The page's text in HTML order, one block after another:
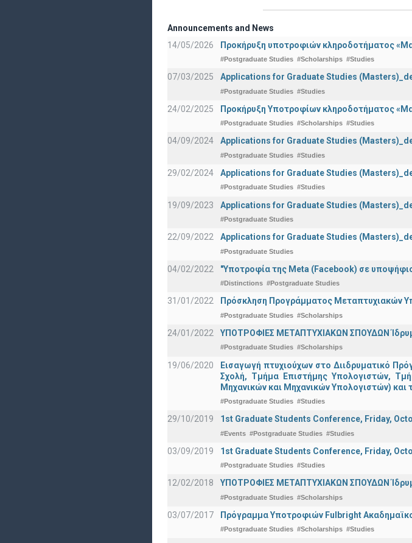
Announcements and News
14/05/2026
Προκήρυξη υποτροφιών κληροδοτήματος
#Postgraduate Studies #Scholarships #Studies
07/03/2025 Applications for Graduate Studies
#Postgraduate Studies #Studies
24/02/2025 Προκήρυξη Υποτροφίων κληροδοτήματος
#Postgraduate Studies #Scholarships #Studies
04/09/2024 Applications for Graduate Studies
#Postgraduate Studies #Studies
29/02/2024 Applications for Graduate Studies
#Postgraduate Studies #Studies
19/09/2023 Applications for Graduate Studies
#Postgraduate Studies
22/09/2022 Applications for Graduate Studies
#Postgraduate Studies
04/02/2022 "Υποτροφία της Meta (Facebook) σε
#Distinctions #Postgraduate Studies
31/01/2022 Πρόσκληση Προγράμματος Μεταπτυχιακών
#Postgraduate Studies #Scholarships
24/01/2022 ΥΠΟΤΡΟΦΙΕΣ ΜΕΤΑΠΤΥΧΙΑΚΩΝ ΣΠΟΥΔΩΝ
#Postgraduate Studies #Scholarships
19/06/2020
Εισαγωγή πτυχιούχων στο Διιδρυματικό
Σχολή, Τμήμα Επιστήμης Υπολογιστών,
Μηχανικών και Μηχανικών Υπολογιστών) και
#Postgraduate Studies #Studies
29/10/2019 1st Graduate Students Conference, Friday,
#Events #Postgraduate Studies #Studies
03/09/2019 1st Graduate Students Conference, Friday,
#Postgraduate Studies #Studies
12/02/2018 ΥΠΟΤΡΟΦΙΕΣ ΜΕΤΑΠΤΥΧΙΑΚΩΝ ΣΠΟΥΔΩΝ
#Postgraduate Studies #Scholarships
03/07/2017 Πρόγραμμα Υποτροφιών Fulbright
#Postgraduate Studies #Scholarships #Studies